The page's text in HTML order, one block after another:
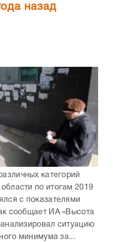
назад
категорий
по итогам 2019
с показателями
сообщает ИА «Высота
ситуацию
минимума за...